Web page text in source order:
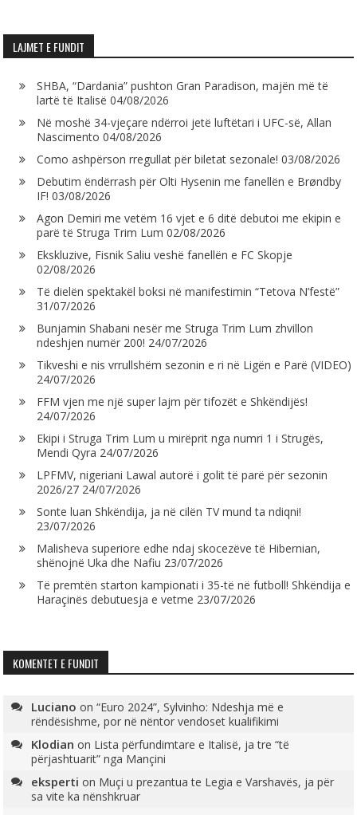
LAJMET E FUNDIT
SHBA, “Dardania” pushton Gran Paradison, majën më të
lartë të Italisë 04/08/2026
Në moshë 34-vjeçare ndërroi jetë luftëtari i UFC-së, Allan
Nascimento 04/08/2026
Como ashpërson rregullat për biletat sezonale! 03/08/2026
Debutim ëndërrash për Olti Hysenin me fanellën e Brøndby
IF! 03/08/2026
Agon Demiri me vetëm 16 vjet e 6 ditë debutoi me ekipin e
parë të Struga Trim Lum 02/08/2026
Ekskluzive, Fisnik Saliu veshë fanellën e FC Skopje
02/08/2026
Të dielën spektakël boksi në manifestimin “Tetova N’festë”
31/07/2026
Bunjamin Shabani nesër me Struga Trim Lum zhvillon
ndeshjen numër 200! 24/07/2026
Tikveshi e nis vrrullshëm sezonin e ri në Ligën e Parë (VIDEO)
24/07/2026
FFM vjen me një super lajm për tifozët e Shkëndijës!
24/07/2026
Ekipi i Struga Trim Lum u mirëprit nga numri 1 i Strugës,
Mendi Qyra 24/07/2026
LPFMV, nigeriani Lawal autorë i golit të parë për sezonin
2026/27 24/07/2026
Sonte luan Shkëndija, ja në cilën TV mund ta ndiqni!
23/07/2026
Malisheva superiore edhe ndaj skocezëve të Hibernian,
shënojnë Uka dhe Nafiu 23/07/2026
Të premtën starton kampionati i 35-të në futboll! Shkëndija e
Haraçinës debutuesja e vetme 23/07/2026
KOMENTET E FUNDIT
Luciano on“Euro 2024”, Sylvinho: Ndeshja më e
rëndësishme, por në nëntor vendoset kualifikimi
Klodian on Lista përfundimtare e Italisë, ja tre “të
përjashtuarit” nga Mançini
eksperti on Muçi u prezantua te Legia e Varshavës, ja për
sa vite ka nënshkruar